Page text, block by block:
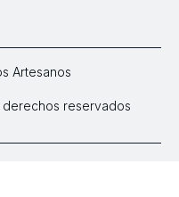
Artesanos
reservados